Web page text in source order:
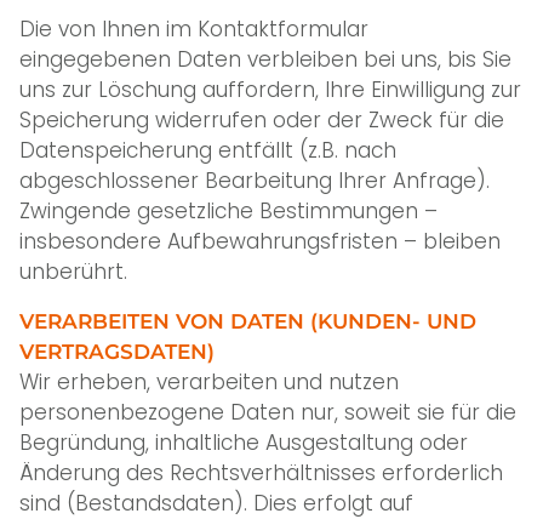
Die von Ihnen im Kontaktformular
eingegebenen Daten verbleiben bei uns, bis Sie
uns zur Löschung auffordern, Ihre Einwilligung zur
Speicherung widerrufen oder der Zweck für die
Datenspeicherung entfällt (z.B. nach
abgeschlossener Bearbeitung Ihrer Anfrage).
Zwingende gesetzliche Bestimmungen –
insbesondere Aufbewahrungsfristen – bleiben
unberührt.
VERARBEITEN VON DATEN (KUNDEN- UND
VERTRAGSDATEN)
Wir erheben, verarbeiten und nutzen
personenbezogene Daten nur, soweit sie für die
Begründung, inhaltliche Ausgestaltung oder
Änderung des Rechtsverhältnisses erforderlich
sind (Bestandsdaten). Dies erfolgt auf